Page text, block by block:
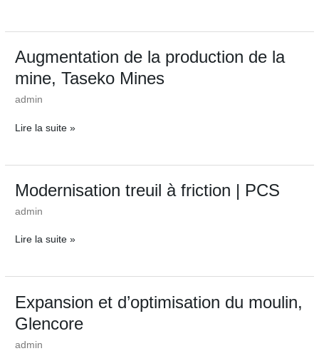
Augmentation de la production de la
mine, Taseko Mines
admin
Augmentation
la
production
la
Mines
Lire la suite »
Modernisation treuil à friction | PCS
admin
Modernisation
à
|Lire la suite »
Expansion et d’optimisation du moulin,
Glencore
admin
Expansion
d’optimisation
du